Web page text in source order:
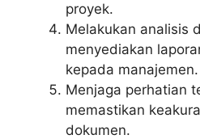
proyek.
Melakukan analisis
menyediakan
kepada manajemen.
Menjaga perhatian
memastikan
dokumen.